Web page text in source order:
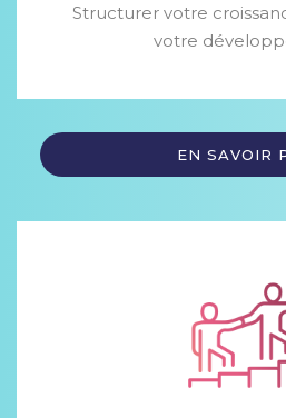
Structurer votre
votre
EN SAVOIR